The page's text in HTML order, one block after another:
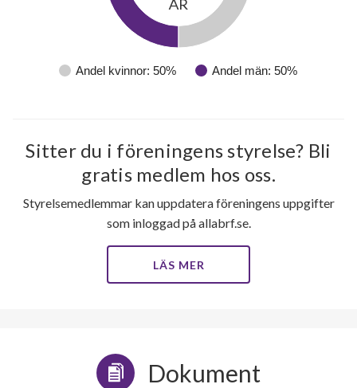
Andel kvinnor: 50% Andel män: 50%
ÅR
Sitter du i föreningens styrelse? Bli
gratis medlem hos oss.
Styrelsemedlemmar kan uppdatera föreningens uppgifter
som inloggad på allabrf.se.
LÄS MER
Dokument